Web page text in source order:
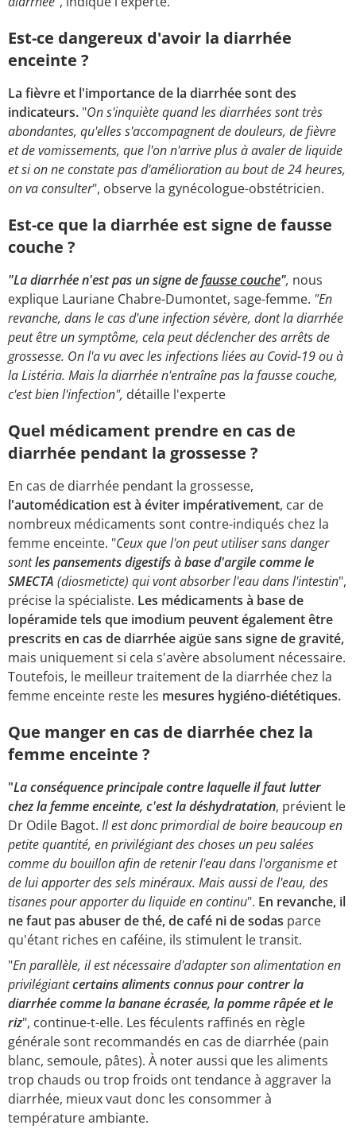
Est-ce dangereux d'avoir la diarrhée
enceinte ?
La fièvre et l'importance de la diarrhée sont des
indicateurs. "On s'inquiète quand les diarrhées sont très
abondantes, qu'elles s'accompagnent de douleurs, de fièvre
et de vomissements, que l'on n'arrive plus à avaler de liquide
et si on ne constate pas d'amélioration au bout de 24 heures,
on va consulter", observe la gynécologue-obstétricien.
Est-ce que la diarrhée est signe de fausse
couche ?
"La diarrhée n'est pas un signe defausse couche", nous
explique Lauriane Chabre-Dumontet, sage-femme. "En
revanche, dans le cas d'une infection sévère, dont la diarrhée
peut être un symptôme, cela peut déclencher des arrêts de
grossesse. On l'a vu avec les infections liées au Covid-19 ou à
la Listéria. Mais la diarrhée n'entraîne pas la fausse couche,
c'est bien l'infection", détaille l'experte
Quel médicament prendre en cas de
diarrhée pendant la grossesse ?
En cas de diarrhée pendant la grossesse,
l'automédication est à éviter impérativement, car de
nombreux médicaments sont contre-indiqués chez la
femme enceinte. "Ceux que l'on peut utiliser sans danger
sontles pansements digestifs à base d'argile comme le
SMECTA (diosmeticte) qui vont absorber l'eau dans l'intestin",
précise la spécialiste. Les médicaments à base de
lopéramide tels que imodium peuvent également être
prescrits en cas de diarrhée aigüe sans signe de gravité,
mais uniquement si cela s'avère absolument nécessaire.
Toutefois, le meilleur traitement de la diarrhée chez la
femme enceinte reste les mesures hygiéno-diététiques.
Que manger en cas de diarrhée chez la
femme enceinte ?
"La conséquence principale contre laquelle il faut lutter
chez la femme enceinte, c'est la déshydratation, prévient le
Dr Odile Bagot. Il est donc primordial de boire beaucoup en
petite quantité, en privilégiant des choses un peu salées
comme du bouillon afin de retenir l'eau dans l'organisme et
de lui apporter des sels minéraux. Mais aussi de l'eau, des
tisanes pour apporter du liquide en continu". En revanche, il
ne faut pas abuser de thé, de café ni de sodas parce
qu'étant riches en caféine, ils stimulent le transit.
"En parallèle, il est nécessaire d'adapter son alimentation en
privilégiantcertains aliments connus pour contrer la
diarrhée comme la banane écrasée, la pomme râpée et le
riz", continue-t-elle. Les féculents raffinés en règle
générale sont recommandés en cas de diarrhée (pain
blanc, semoule, pâtes). À noter aussi que les aliments
trop chauds ou trop froids ont tendance à aggraver la
diarrhée, mieux vaut donc les consommer à
température ambiante.